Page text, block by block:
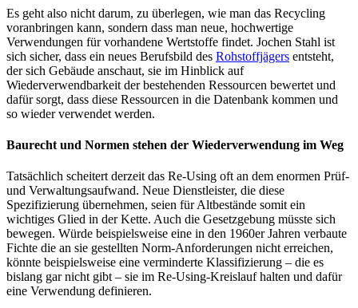
Es geht also nicht darum, zu überlegen, wie man das Recycling
voranbringen kann, sondern dass man neue, hochwertige
Verwendungen für vorhandene Wertstoffe findet. Jochen Stahl ist
sich sicher, dass ein neues Berufsbild des Rohstoffjägers entsteht,
der sich Gebäude anschaut, sie im Hinblick auf
Wiederverwendbarkeit der bestehenden Ressourcen bewertet und
dafür sorgt, dass diese Ressourcen in die Datenbank kommen und
so wieder verwendet werden.
Baurecht und Normen stehen der Wiederverwendung im Weg
Tatsächlich scheitert derzeit das Re-Using oft an dem enormen Prüf-
und Verwaltungsaufwand. Neue Dienstleister, die diese
Spezifizierung übernehmen, seien für Altbestände somit ein
wichtiges Glied in der Kette. Auch die Gesetzgebung müsste sich
bewegen. Würde beispielsweise eine in den 1960er Jahren verbaute
Fichte die an sie gestellten Norm-Anforderungen nicht erreichen,
könnte beispielsweise eine verminderte Klassifizierung – die es
bislang gar nicht gibt – sie im Re-Using-Kreislauf halten und dafür
eine Verwendung definieren.